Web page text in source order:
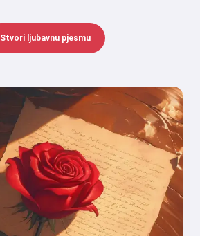
Stvori ljubavnu pjesmu